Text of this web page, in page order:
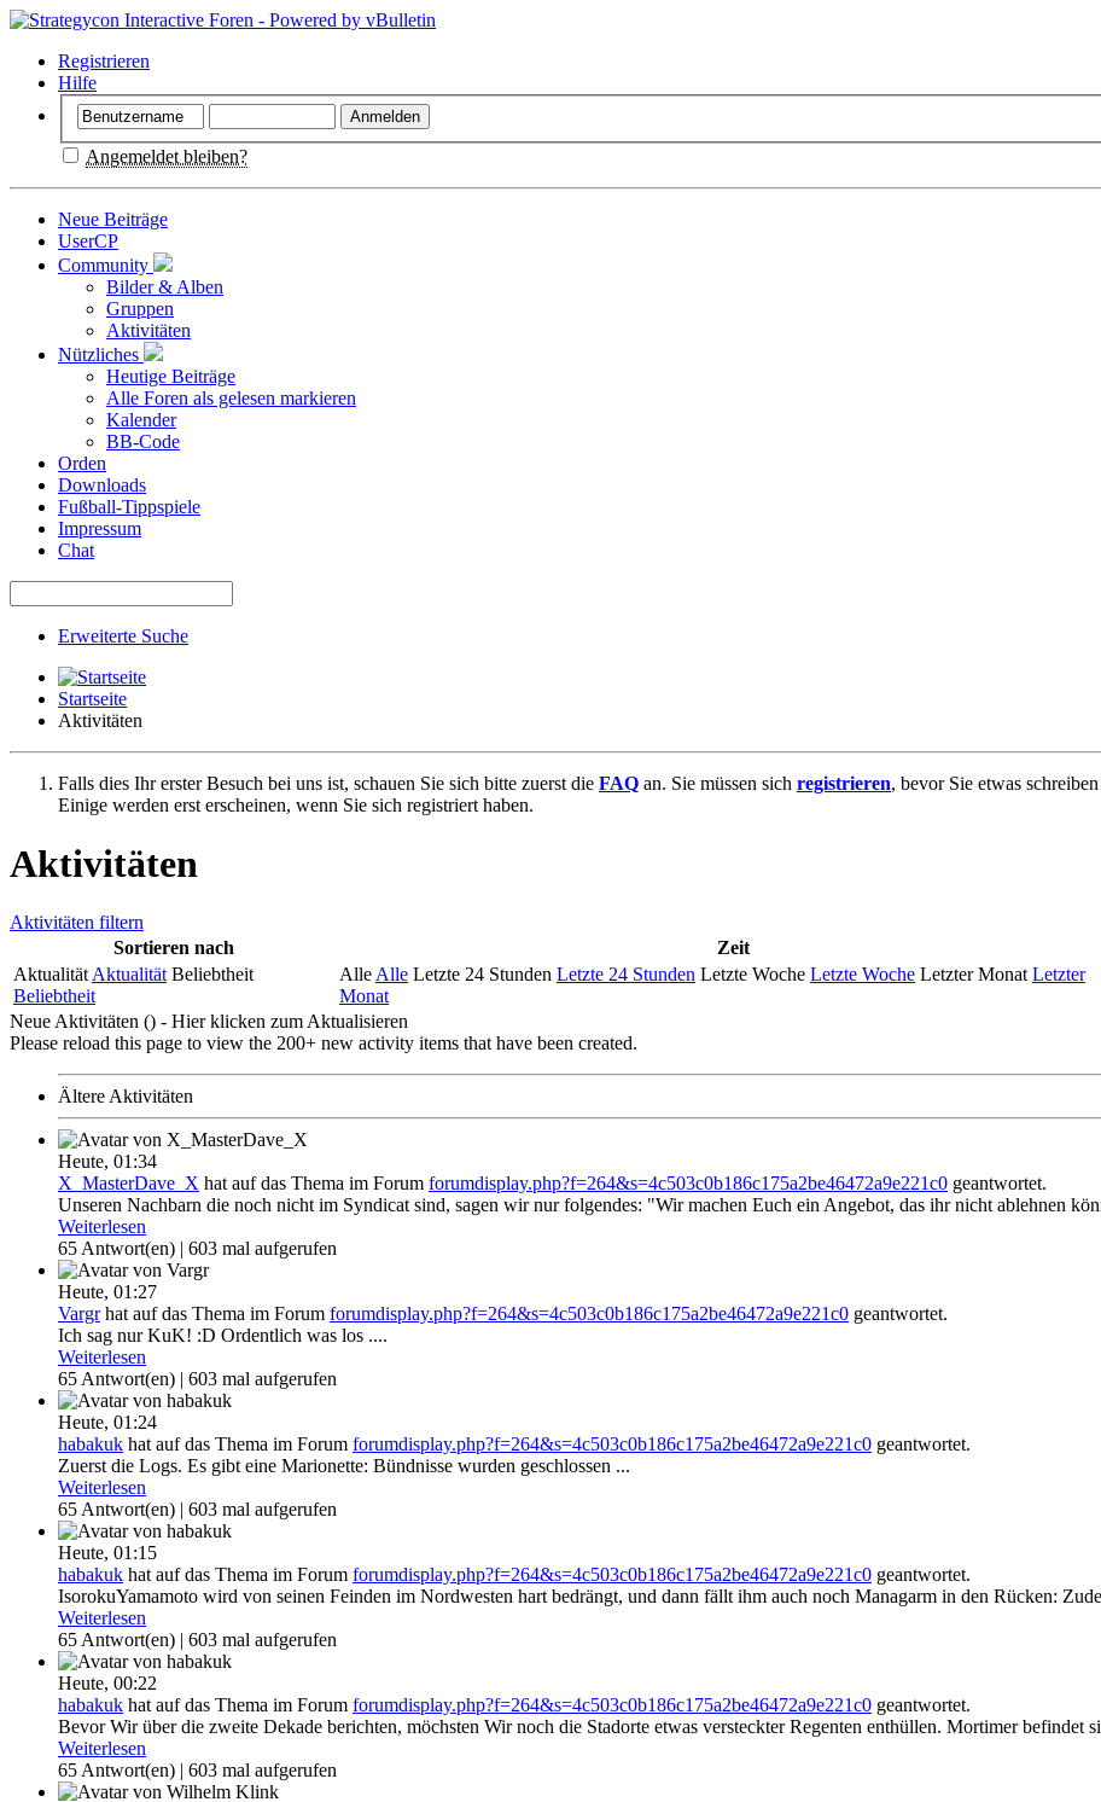
Registrieren
Hilfe
Angemeldet bleiben?
Neue Beiträge
UserCP
Community
Bilder & Alben
Gruppen
Aktivitäten
Nützliches
Heutige Beiträge
Alle Foren als gelesen markieren
Kalender
BB-Code
Orden
Downloads
Fußball-Tippspiele
Impressum
Chat
Erweiterte Suche
Startseite
Aktivitäten
Falls dies Ihr erster Besuch bei uns ist, schauen Sie sich bitte zuerst die FAQ an. Sie müssen sich registrieren, bevor Sie etwas
Einige werden erst erscheinen, wenn Sie sich registriert haben.
Aktivitäten
Aktivitäten filtern
Sortieren nach
Zeit
AktualitätAktualität Beliebtheit
Beliebtheit
AlleAlle Letzte 24 Stunden Letzte 24 Stunden Letzte Woche Letzte Woche Letzter Monat Letzter
Monat
Neue Aktivitäten () - Hier klicken zum Aktualisieren
Please reload this page to view the 200+ new activity items that have been created.
Ältere Aktivitäten
Heute, 01:34
X_MasterDave_X hat auf das Thema im Forum forumdisplay.php?f=264&s=4c503c0b186c175a2be46472a9e221c0 geantwortet.
Unseren Nachbarn die noch nicht im Syndicat sind, sagen wir nur folgendes: "Wir machen Euch ein Angebot, das ihr nicht ablehnen
Weiterlesen
65 Antwort(en) | 603 mal aufgerufen
Heute, 01:27
Vargrhat auf das Thema im Forum forumdisplay.php?f=264&s=4c503c0b186c175a2be46472a9e221c0 geantwortet.
Ich sag nur KuK! :D Ordentlich was los ....
Weiterlesen
65 Antwort(en) | 603 mal aufgerufen
Heute, 01:24
habakuk hat auf das Thema im Forum forumdisplay.php?f=264&s=4c503c0b186c175a2be46472a9e221c0 geantwortet.
Zuerst die Logs. Es gibt eine Marionette: Bündnisse wurden geschlossen ...
Weiterlesen
65 Antwort(en) | 603 mal aufgerufen
Heute, 01:15
habakuk hat auf das Thema im Forum forumdisplay.php?f=264&s=4c503c0b186c175a2be46472a9e221c0 geantwortet.
IsorokuYamamoto wird von seinen Feinden im Nordwesten hart bedrängt, und dann fällt ihm auch noch Managarm in den Rücken:
Weiterlesen
65 Antwort(en) | 603 mal aufgerufen
Heute, 00:22
habakuk hat auf das Thema im Forum forumdisplay.php?f=264&s=4c503c0b186c175a2be46472a9e221c0 geantwortet.
Bevor Wir über die zweite Dekade berichten, möchsten Wir noch die Stadorte etwas versteckter Regenten enthüllen. Mortimer befindet
Weiterlesen
65 Antwort(en) | 603 mal aufgerufen